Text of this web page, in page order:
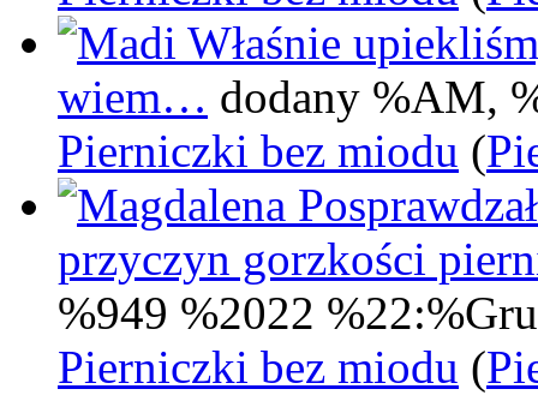
Właśnie
wiem… dodany %AM,
Pierniczki bez miodu (
przyczyn gorzkości
%949 %2022 %22:%Gru
Pierniczki bez miodu (